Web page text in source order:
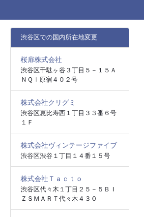
渋谷区での国内所在地変更
桜扉株式会社
渋谷区千駄ヶ谷３丁目５－１５Ａ
ＮＱＩ原宿４０２号
株式会社クリグミ
渋谷区恵比寿西１丁目３３番６号
１Ｆ
株式会社ヴィンテージファイブ
渋谷区渋谷１丁目１４番１５号
株式会社Ｔａｃｔｏ
渋谷区代々木１丁目２５－５ＢＩ
ＺＳＭＡＲＴ代々木４３０